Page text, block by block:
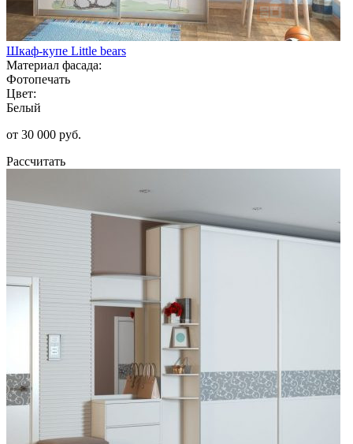
Шкаф-купе Little bears
Материал фасада:
Фотопечать
Цвет:
Белый
от 30 000 руб.
Рассчитать